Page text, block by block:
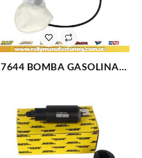
7644 BOMBA GASOLINA